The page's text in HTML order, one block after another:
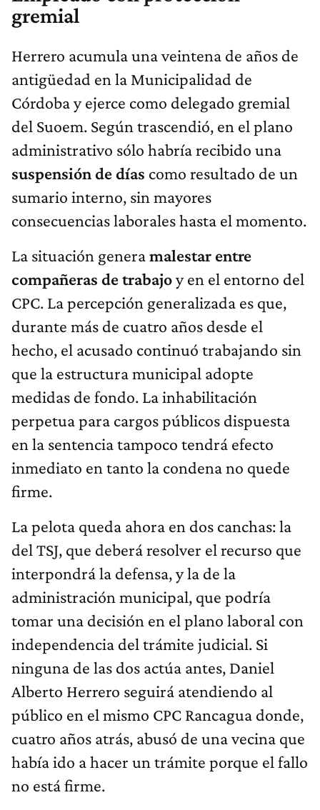
gremial
Herrero acumula una veintena de años de
antigüedad en la Municipalidad de
Córdoba y ejerce como delegado gremial
del Suoem. Según trascendió, en el plano
administrativo sólo habría recibido una
suspensión de días como resultado de un
sumario interno, sin mayores
consecuencias laborales hasta el momento.
La situación generamalestar entre
compañeras de trabajoy en el entorno del
CPC. La percepción generalizada es que,
durante más de cuatro años desde el
hecho, el acusado continuó trabajando sin
que la estructura municipal adopte
medidas de fondo. La inhabilitación
perpetua para cargos públicos dispuesta
en la sentencia tampoco tendrá efecto
inmediato en tanto la condena no quede
firme.
La pelota queda ahora en dos canchas: la
del TSJ, que deberá resolver el recurso que
interpondrá la defensa, y la de la
administración municipal, que podría
tomar una decisión en el plano laboral con
independencia del trámite judicial. Si
ninguna de las dos actúa antes, Daniel
Alberto Herrero seguirá atendiendo al
público en el mismo CPC Rancagua donde,
cuatro años atrás, abusó de una vecina que
había ido a hacer un trámite porque el fallo
no está firme.